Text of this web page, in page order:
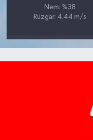
Nem: %38
Rüzgar: 4.44 m/s